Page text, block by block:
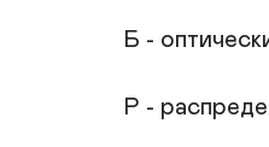
Б -
Р -